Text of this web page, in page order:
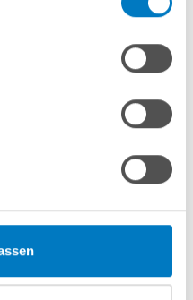
Merken
Anfrageformular